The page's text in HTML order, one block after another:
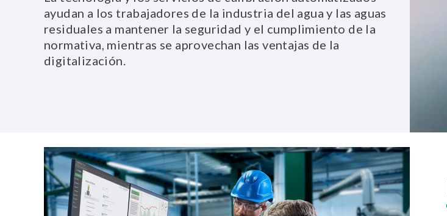
ayudan a los trabajadores de la industria del agua y las aguas
residuales a mantener la seguridad y el cumplimiento de la
normativa, mientras se aprovechan las ventajas de la
digitalización.